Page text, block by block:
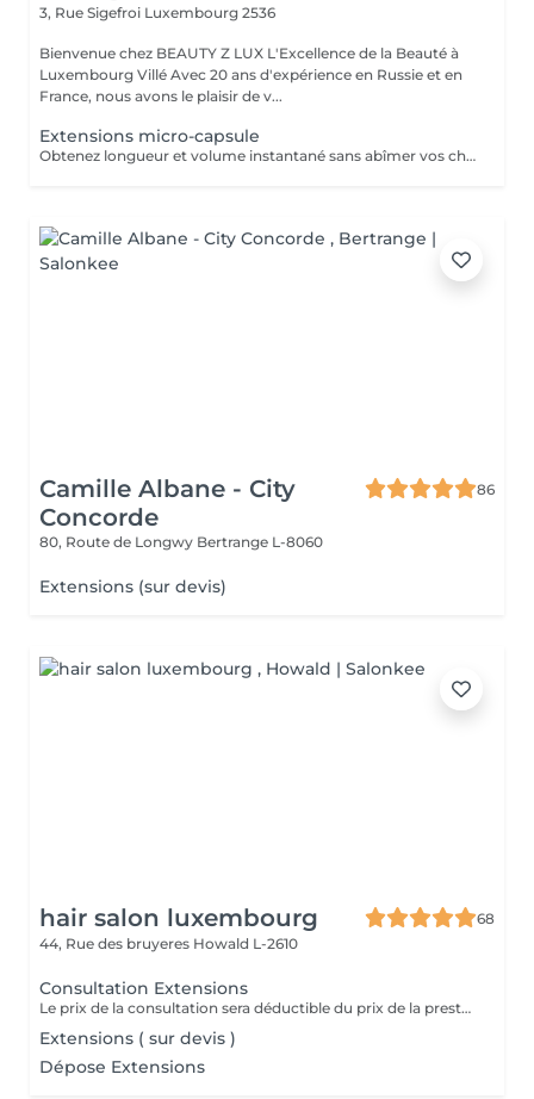
3, Rue Sigefroi Luxembourg 2536
Bienvenue chez BEAUTY Z LUX L'Excellence de la Beauté à
Luxembourg Villé Avec 20 ans d'expérience en Russie et en
France, nous avons le plaisir de v...
Extensions micro-capsule
Obtenez longueur et volume instantané sans abîmer vos cheveux !
Camille Albane - City
Concorde
86
80, Route de Longwy Bertrange L-8060
Extensions (sur devis)
hair salon luxembourg
68
44, Rue des bruyeres Howald L-2610
Consultation Extensions
Le prix de la consultation sera déductible du prix de la prestation
Extensions ( sur devis )
Dépose Extensions